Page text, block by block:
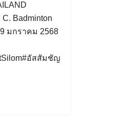
Badminton
มกราคม 2568
อัสสัมชัญ